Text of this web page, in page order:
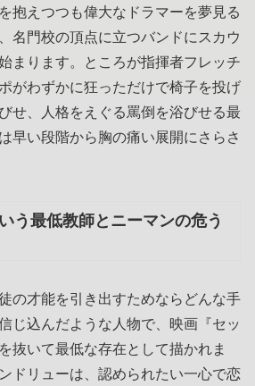
抱えつつも偉大なドラマーを夢見る
名門校の頂点に立つバンドにスカウ
まります。ところが指揮者フレッチ
がわずかに狂っただけで椅子を投げ
せ、人格をえぐる罵倒を浴びせる最
早い段階から胸の痛い展開にさらさ
う最低教師とニーマンの危う
の才能を引き出すためならどんな手
じ込んだような人物で、映画『セッ
抜いて最低な存在として描かれま
ドリューは、認められたい一心で恋